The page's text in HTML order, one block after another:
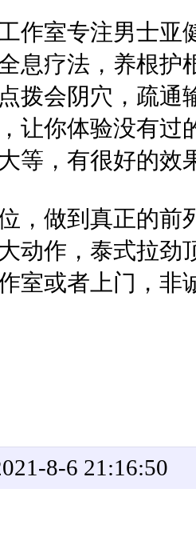
作室专注男士亚
息疗法，养根护
拨会阴穴，疏通
让你体验没有过
等，有很好的效
，做到真正的前
动作，泰式拉劲
室或者上门，非
8-6 21:16:50